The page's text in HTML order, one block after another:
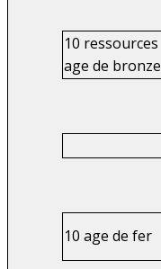
10 ressources
age de bronze
10 age de fer